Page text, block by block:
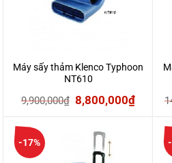
Máy sấy thảm Klenco Typhoon
NT610
9,900,000₫ Giá
gốc
9,900,000₫.
8,800,000₫Giá
hiện
-17%